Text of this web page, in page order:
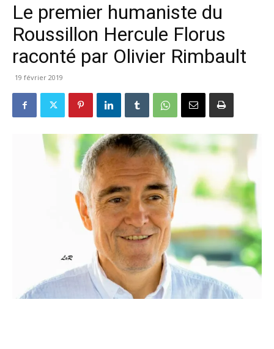
Le premier humaniste du
Roussillon Hercule Florus
raconté par Olivier Rimbault
19 février 2019